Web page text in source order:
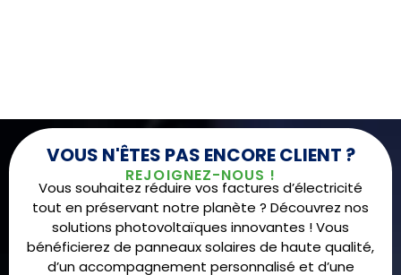
VOUS N'ÊTES PAS ENCORE CLIENT ?
REJOIGNEZ-NOUS !
Vous souhaitez réduire vos factures d’électricité
tout en préservant notre planète ? Découvrez nos
solutions photovoltaïques innovantes ! Vous
bénéficierez de panneaux solaires de haute qualité,
d’un accompagnement personnalisé et d’une